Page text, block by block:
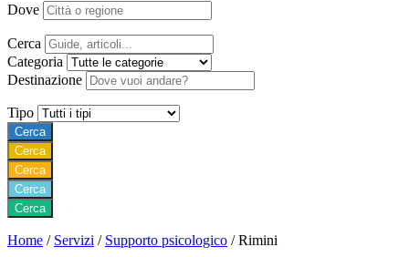
Dove
Cerca
Categoria
Destinazione
Tipo
Cerca
Cerca
Cerca
Cerca
Cerca
Home / Servizi / Supporto psicologico / Rimini